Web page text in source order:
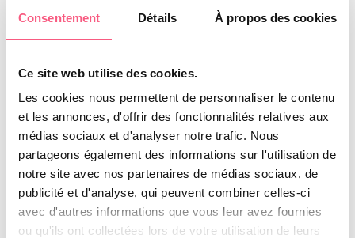
Consentement Détails À propos des cookies
Ce site web utilise des cookies.
Les cookies nous permettent de personnaliser le contenu
et les annonces, d'offrir des fonctionnalités relatives aux
médias sociaux et d'analyser notre trafic. Nous
partageons également des informations sur l'utilisation de
notre site avec nos partenaires de médias sociaux, de
publicité et d'analyse, qui peuvent combiner celles-ci
avec d'autres informations que vous leur avez fournies
ou qu'ils ont collectées lors de votre utilisation de leurs
Con respecto a estos proveedores, le
recomendamos que lea detenidamente sus
políticas de privacidad para que pueda entender
Tenga en cuenta que algunos proveedores
pueden estar ubicados o tener instalaciones
situadas en una jurisdicción diferente a la suya o
a la nuestra.
Si decide realizar una transacción que requiera
los servicios de un tercer proveedor, sus datos